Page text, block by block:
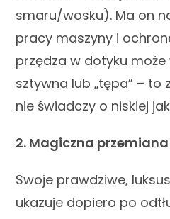
smaru/wosku). Ma on
pracy maszyny i
przędza w dotyku
sztywna lub „tępa” – to
nie świadczy o niskiej
2. Magiczna
Swoje prawdziwe,
ukazuje dopiero po